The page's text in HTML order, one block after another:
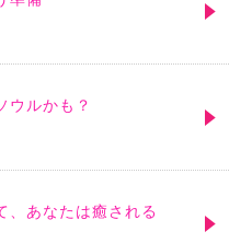
ウルかも？
、あなたは癒される